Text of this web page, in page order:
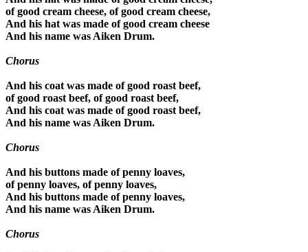
of good cream cheese, of good cream cheese,
And his hat was made of good cream cheese
And his name was Aiken Drum.
Chorus
And his coat was made of good roast beef,
of good roast beef, of good roast beef,
And his coat was made of good roast beef,
And his name was Aiken Drum.
Chorus
And his buttons made of penny loaves,
of penny loaves, of penny loaves,
And his buttons made of penny loaves,
And his name was Aiken Drum.
Chorus